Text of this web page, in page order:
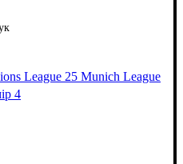
League 25 Munich League
4